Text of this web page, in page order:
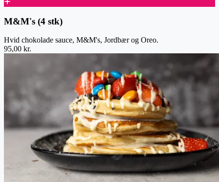
M&M's (4 stk)
Hvid chokolade sauce, M&M's, Jordbær og Oreo.
95,00 kr.